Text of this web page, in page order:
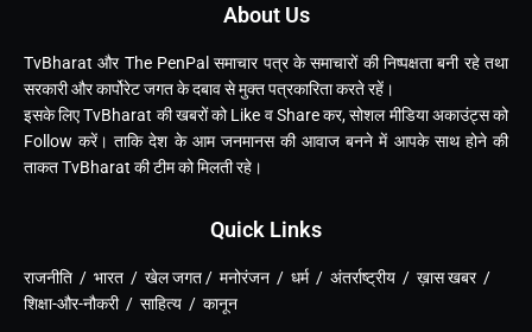
About Us
TvBharat और The PenPal समाचार पत्र के समाचारों की निष्पक्षता बनी रहे तथा
सरकारी और कार्पोरेट जगत के दबाव से मुक्त पत्रकारिता करते रहें।
इसके लिए TvBharat की खबरों को Like व Share कर, सोशल मीडिया अकाउंट्स को
Follow करें। ताकि देश के आम जनमानस की आवाज बनने में आपके साथ होने की
ताकत TvBharat की टीम को मिलती रहे।
Quick Links
राजनीति / भारत / खेल जगत / मनोरंजन / धर्म / अंतर्राष्ट्रीय / ख़ास खबर /
शिक्षा-और-नौकरी / साहित्य / कानून